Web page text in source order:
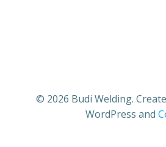
© 2026 Budi Welding.
WordPress and